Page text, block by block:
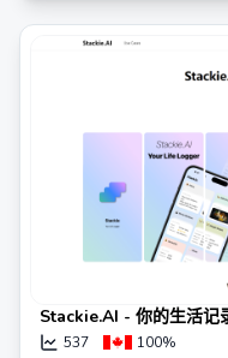
Stackie.AI - 你的生活记
537 100%